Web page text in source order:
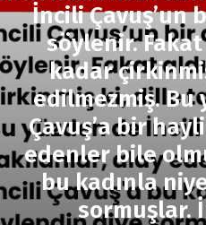
İncili Çavuş’un
söylenir. Fakat
kadar
edilmezmiş. Bu
Çavuş’a bir
edenler bile
bu kadınla
sormuşlar.